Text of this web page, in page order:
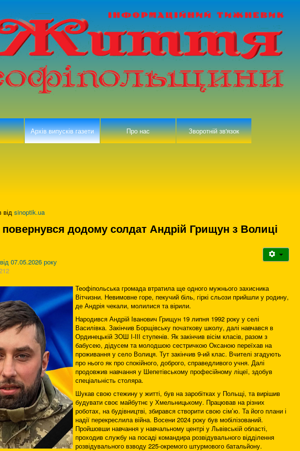
Архів випусків газети Про нас Зворотній зв'язок
від sinoptik.ua
додому солдат Андрій Грищун з Волиці
07.05.2026 року
Теофіпольська громада втратила ще одного мужнього захисника
Вітчизни. Невимовне горе, пекучий біль, гіркі сльози прийшли у родину,
де Андрія чекали, молилися та вірили.
Народився Андрій Іванович Грищун 19 липня 1992 року у селі
Василівка. Закінчив Борщівську початкову школу, далі навчався в
Ординецькій ЗОШ І-ІІІ ступенів. Як закінчив вісім класів, разом з
бабусею, дідусем та молодшою сестричкою Оксаною переїхав на
проживання у село Волиця. Тут закінчив 9-ий клас. Вчителі згадують
про нього як про спокійного, доброго, справедливого учня. Далі
продовжив навчання у Шепетівському професійному ліцеї, здобув
спеціальність столяра.
Шукав свою стежину у житті, був на заробітках у Польщі, та вирішив
будувати своє майбутнє у Хмельницькому. Працював на різних
роботах, на будівництві, збирався створити свою сім’ю. Та його плани і
надії перекреслила війна. Восени 2024 року був мобілізований.
Пройшовши навчання у навчальному центрі у Львівській області,
проходив службу на посаді командира розвідувального відділення
розвідувального взводу 225-окремого штурмового батальйону.